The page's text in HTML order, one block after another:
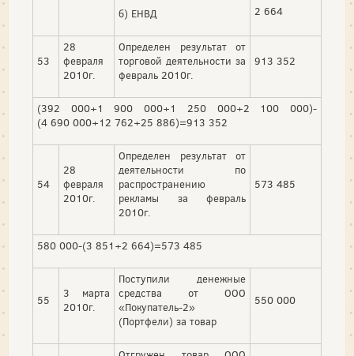
б) ЕНВД
2 664
53
28
февраля
2010г.
Определен результат от
торговой деятельности за
февраль 2010г.
913 352
(392 000+1 900 000+1 250 000+2 100 000)-
(4 690 000+12 762+25 886)=913 352
54
28
февраля
2010г.
Определен результат от
деятельности по
распространению
рекламы за февраль
2010г.
573 485
580 000-(3 851+2 664)=573 485
55
3 марта
2010г.
Поступили денежные
средства от ООО
«Покупатель-2»
(Портфели) за товар
550 000